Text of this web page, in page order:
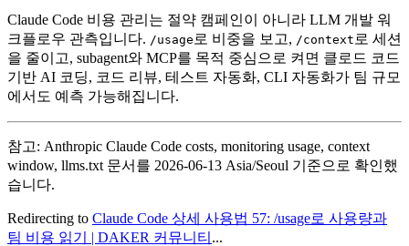
Claude Code 비용 관리는 절약 캠페인이 아니라 LLM 개발 워
크플로우 관측입니다. /usage 로 비중을 보고, /context 로 세션
을 줄이고, subagent와 MCP를 목적 중심으로 켜면 클로드 코드
기반 AI 코딩, 코드 리뷰, 테스트 자동화, CLI 자동화가 팀 규모
에서도 예측 가능해집니다.
참고: Anthropic Claude Code costs, monitoring usage, context
window, llms.txt 문서를 2026-06-13 Asia/Seoul 기준으로 확인했
습니다.
Redirecting to Claude Code 상세 사용법 57: /usage로 사용량과
팀 비용 읽기 | DAKER 커뮤니티 ...